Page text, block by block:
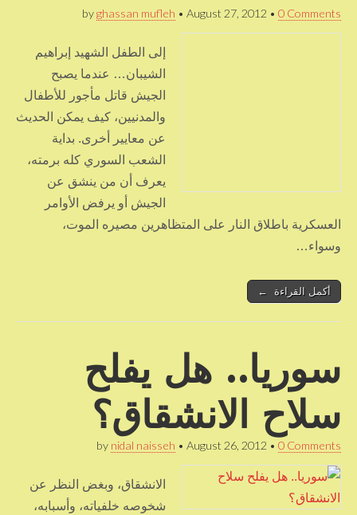
byghassan mufleh • August 27, 2012 • 0 Comments
إلى الطفل الشهيد إبراهيم
الشيبان… عندما يصبح
الجيش قاتل مأجور للأطفال
والمدنيين، كيف يمكن الحديث
عن معايير أخرى. بداية
الشعب السوري كله برمته،
يعرف أن من ينشق عن
الجيش أو يرفض الأوامر
العسكرية باطلاق النار على المتظاهرين مصيره الموت،
وسواء…
أكمل القراءة ←
سوريا.. هل يفلح
سلاح الانشقاق؟
by nidal naisseh • August 26, 2012 • 0 Comments
الانشقاق، وبغض النظر عن
شخوصه خلفياته، وأسبابه،